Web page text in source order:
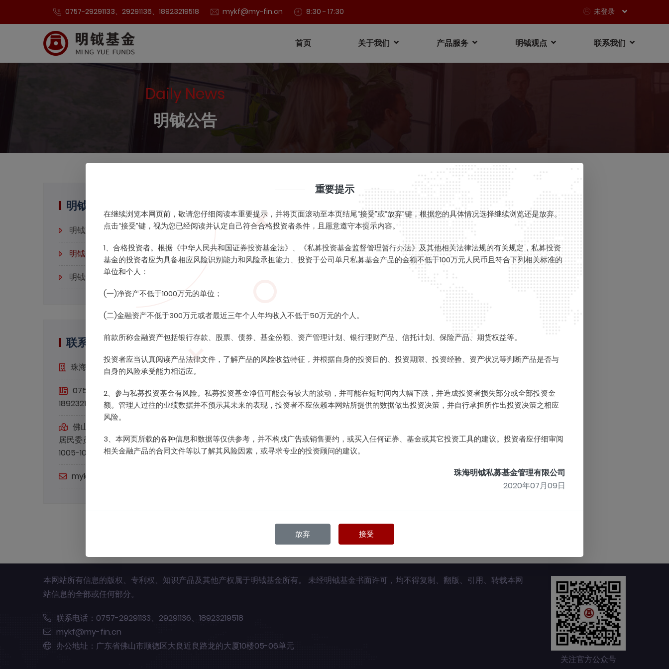
0757-29291133、29291136、18923219518 mykf@my-fin.cn 8:30 - 17:30 未登录
首页 关于我们 产品服务 明钺观点 联系我们
Daily News
明钺公告
明钺观点
明钺观点
明钺公告
明钺动态
联系我们
珠海明钺私募基金管理有限公司
0757-29291133、29291136、
18923219518
佛山市顺德区大良街道办事处近良社区
居民委员会近良路6号龙的大厦十层办公室
1005-1006单元
mykf@my-fin.cn
关于变更投资经理的公告（明钺旭日基金）
管理员 2021-10-28
关于变更投资经理的公告（明钺旭日基金）.pdf
本网站所有信息的版权、专利权、知识产品及其他产权属于明钺基金所有。 未经明钺基金书面许可，均不得复制、翻版、引用、转载本网
站信息的全部或任何部分。
联系电话：0757-29291133、29291136、18923219518
mykf@my-fin.cn
办公地址：广东省佛山市顺德区大良近良路龙的大厦10楼05-06单元
关注官方公众号
重要提示
在继续浏览本网页前，敬请您仔细阅读本重要提示，并将页面滚动至本页结尾“接受”或“放弃”键，根据您的具体情况选择继续浏览还是放弃。
点击“接受”键，视为您已经阅读并认定自己符合合格投资者条件，且愿意遵守本提示内容。
1、合格投资者。根据《中华人民共和国证券投资基金法》、《私募投资基金监督管理暂行办法》及其他相关法律法规的有关规定，私募投资
基金的投资者应为具备相应风险识别能力和风险承担能力、投资于公司单只私募基金产品的金额不低于100万元人民币且符合下列相关标准的
单位和个人：
(一)净资产不低于1000万元的单位；
(二)金融资产不低于300万元或者最近三年个人年均收入不低于50万元的个人。
前款所称金融资产包括银行存款、股票、债券、基金份额、资产管理计划、银行理财产品、信托计划、保险产品、期货权益等。
投资者应当认真阅读产品法律文件，了解产品的风险收益特征，并根据自身的投资目的、投资期限、投资经验、资产状况等判断产品是否与
自身的风险承受能力相适应。
2、参与私募投资基金有风险。私募投资基金净值可能会有较大的波动，并可能在短时间內大幅下跌，并造成投资者损失部分或全部投资金
额。管理人过往的业绩数据并不预示其未来的表现，投资者不应依赖本网站所提供的数据做出投资决策，并自行承担所作出投资决策之相应
风险。
3、本网页所载的各种信息和数据等仅供参考，并不构成广告或销售要约，或买入任何证券、基金或其它投资工具的建议。投资者应仔细审阅
相关金融产品的合同文件等以了解其风险因素，或寻求专业的投资顾问的建议。
珠海明钺私募基金管理有限公司
2020年07月09日
放弃 接受